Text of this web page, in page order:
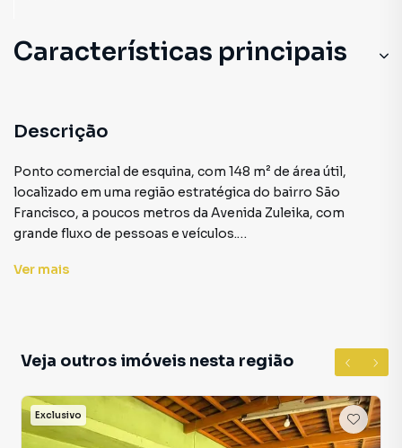
Características principais
Descrição
Ponto comercial de esquina, com 148 m² de área útil,
localizado em uma região estratégica do bairro São
Francisco, a poucos metros da Avenida Zuleika, com
grande fluxo de pessoas e veículos.
O imóvel conta com:
• Depósito localizado embaixo da escada
Ideal para diversos tipos de comércio.
Ver mais
Veja outros imóveis nesta região
Exclusivo